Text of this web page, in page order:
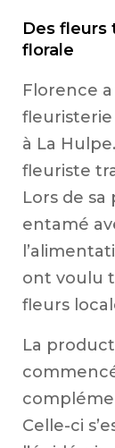
Des fleurs
florale
Florence
fleuristerie
à La
fleuriste
Lors de sa
entamé
ont voulu
fleurs
La
Celle-ci